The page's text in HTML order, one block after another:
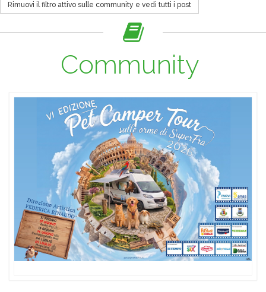
Rimuovi il filtro attivo sulle community e vedi tutti i post
Community